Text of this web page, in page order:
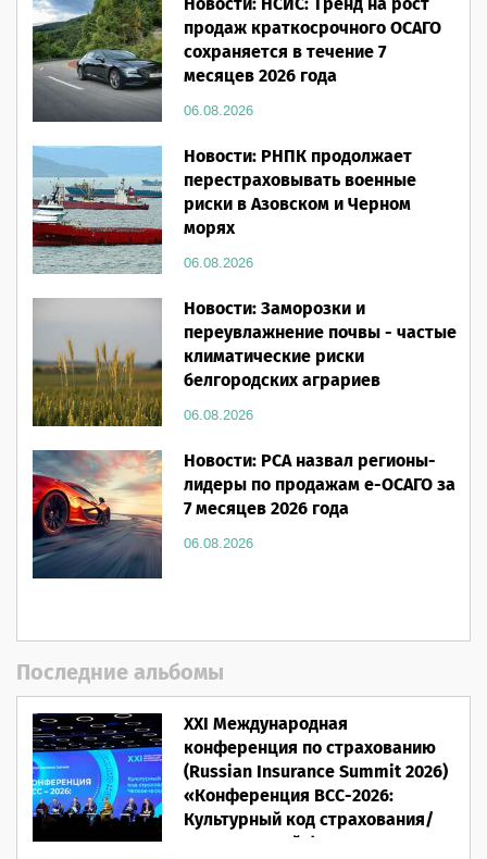
продаж краткосрочного ОСАГО
сохраняется в течение 7
месяцев 2026 года
06.08.2026
Новости: РНПК продолжает
перестраховывать военные
риски в Азовском и Черном
морях
06.08.2026
Новости: Заморозки и
переувлажнение почвы - частые
климатические риски
белгородских аграриев
06.08.2026
Новости: РСА назвал регионы-
лидеры по продажам е-ОСАГО за
7 месяцев 2026 года
06.08.2026
Последние альбомы
XXI Международная
конференция по страхованию
(Russian Insurance Summit 2026)
«Конференция ВСС-2026:
Культурный код страхования/
Человеческий фактор»